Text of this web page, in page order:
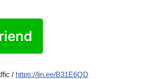
/ https://lin.ee/B31E6QD